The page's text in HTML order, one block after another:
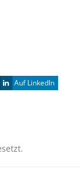
Auf LinkedIn